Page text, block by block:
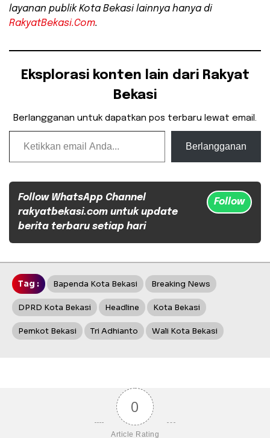
layanan publik Kota Bekasi lainnya hanya di
RakyatBekasi.Com.
Eksplorasi konten lain dari Rakyat
Bekasi
Berlangganan untuk dapatkan pos terbaru lewat email.
Ketikkan email Anda...
Berlangganan
Follow WhatsApp Channel
rakyatbekasi.com untuk update
berita terbaru setiap hari
Follow
Tag : Bapenda Kota Bekasi Breaking News
DPRD Kota Bekasi Headline Kota Bekasi
Pemkot Bekasi Tri Adhianto Wali Kota Bekasi
0
Article Rating